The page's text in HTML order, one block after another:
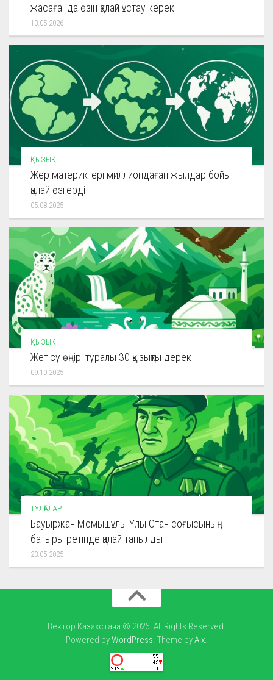
жасағанда өзін қалай ұстау керек
13.05.2026
ҚЫЗЫҚ
Жер материктері миллиондаған жылдар бойы
қалай өзгерді
05.08.2025
ҚЫЗЫҚ
Жетісу өңірі туралы 30 қызықты дерек
09.10.2025
ТҰЛҒАЛАР
Бауыржан Момышұлы Ұлы Отан соғысының
батыры ретінде қалай танылды
23.05.2025
Вектор Казахстана © 2026. All Rights Reserved.
Powered byWordPress. Theme byAlx.